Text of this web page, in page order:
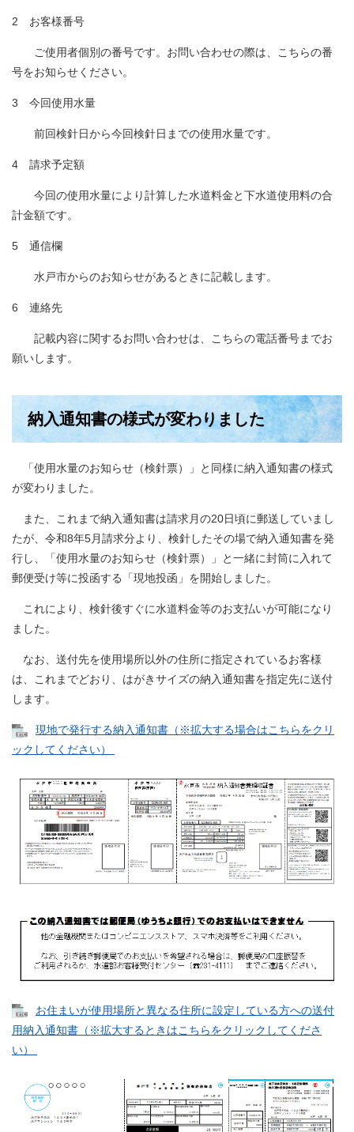
2 お客様番号
ご使用者個別の番号です。お問い合わせの際は、こちらの番
号をお知らせください。
3 今回使用水量
前回検針日から今回検針日までの使用水量です。
4 請求予定額
今回の使用水量により計算した水道料金と下水道使用料の合
計金額です。
5 通信欄
水戸市からのお知らせがあるときに記載します。
6 連絡先
記載内容に関するお問い合わせは、こちらの電話番号までお
願いします。
納入通知書の様式が変わりました
「使用水量のお知らせ（検針票）」と同様に納入通知書の様式
が変わりました。
また、これまで納入通知書は請求月の20日頃に郵送していまし
たが、令和8年5月請求分より、検針したその場で納入通知書を発
行し、「使用水量のお知らせ（検針票）」と一緒に封筒に入れて
郵便受け等に投函する「現地投函」を開始しました。
これにより、検針後すぐに水道料金等のお支払いが可能になり
ました。
なお、送付先を使用場所以外の住所に指定されているお客様
は、これまでどおり、はがきサイズの納入通知書を指定先に送付
します。
現地で発行する納入通知書（※拡大する場合はこちらをクリ
ックしてください）
お住まいが使用場所と異なる住所に設定している方への送付
用納入通知書（※拡大するときはこちらをクリックしてくださ
い）